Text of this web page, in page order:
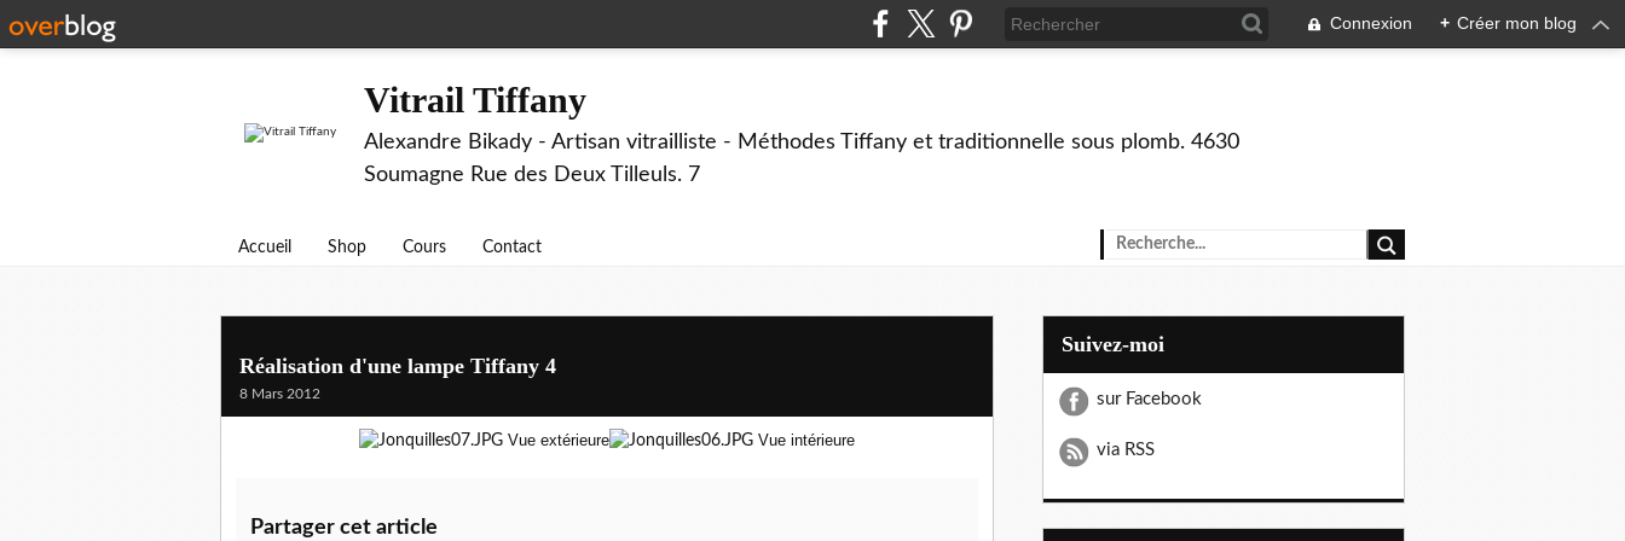
Connexion + Créer mon blog
Vitrail Tiffany
Alexandre Bikady - Artisan vitrailliste - Méthodes Tiffany et traditionnelle sous plomb. 4630
Soumagne Rue des Deux Tilleuls. 7
Accueil Shop Cours Contact
Réalisation d'une lampe Tiffany 4
8 Mars 2012
Vue extérieure Vue intérieure
Partager cet article
Suivez-moi
sur Facebook
via RSS